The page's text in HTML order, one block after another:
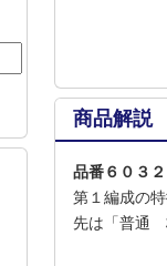
商品解説
品番６０３２
第１編成の
先は「普通